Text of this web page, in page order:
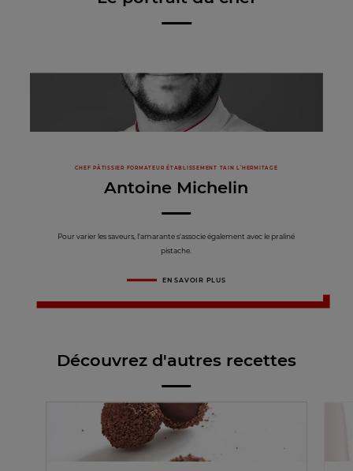
CHEF PÂTISSIER FORMATEUR ÉTABLISSEMENT TAIN L’HERMITAGE
Antoine Michelin
Pour varier les saveurs, l'amarante s'associe également avec le praliné
pistache.
EN SAVOIR PLUS
Découvrez d'autres recettes